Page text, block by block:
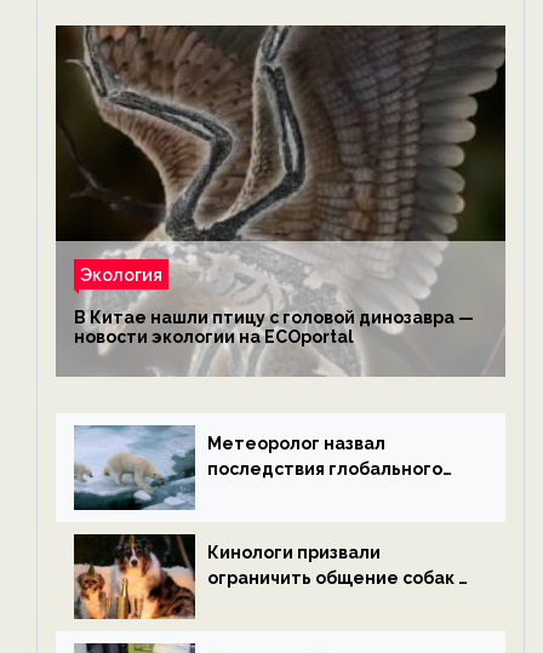
Экология
В Китае нашли птицу с головой динозавра —
новости экологии на ECOportal
Метеоролог назвал
последствия глобального
ECOportal
Кинологи призвали
ограничить общение собак с